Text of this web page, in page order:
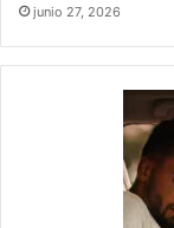
junio 27, 2026